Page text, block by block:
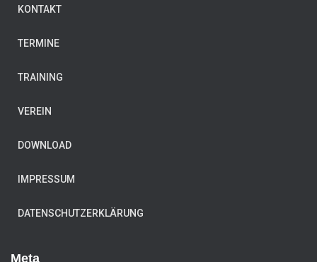
KONTAKT
TERMINE
TRAINING
VEREIN
DOWNLOAD
IMPRESSUM
DATENSCHUTZERKLÄRUNG
Meta